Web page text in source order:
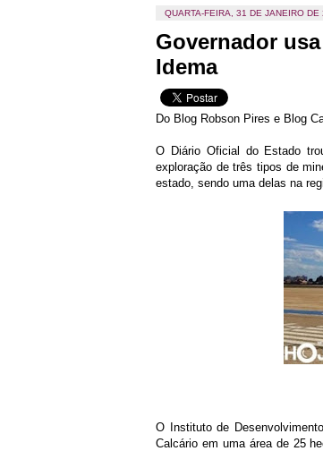
QUARTA-FEIRA, 31 DE JANEIRO DE
Governador
Idema
Do Blog Robson Pires e Blog
O Diário Oficial do Estado
exploração de três tipos de
estado, sendo uma delas na
O Instituto de
Calcário em uma área de 25